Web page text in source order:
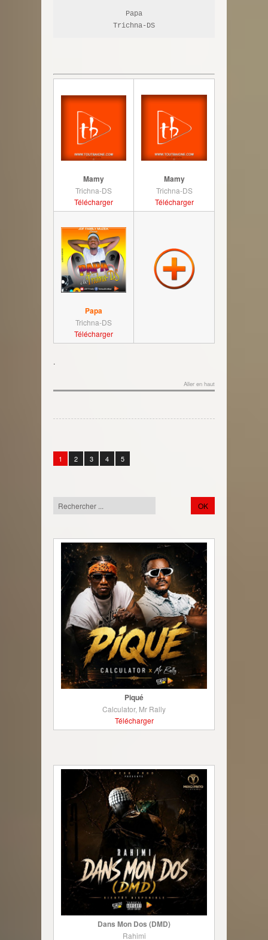
Papa
Trichna-DS
Mamy
Trichna-DS
Télécharger
Mamy
Trichna-DS
Télécharger
Papa
Trichna-DS
Télécharger
.
Aller en haut
1 2 3 4 5
Piqué
Calculator, Mr Rally
Télécharger
Dans Mon Dos (DMD)
Rahimi